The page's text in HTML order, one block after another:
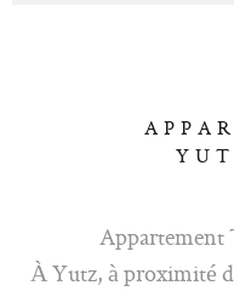
Appartement
À Yutz, à proximité